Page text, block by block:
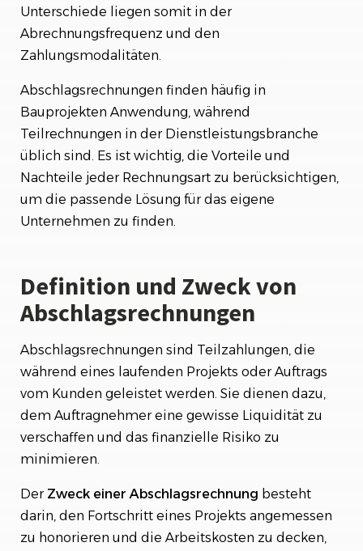
Unterschiede liegen somit in der
Abrechnungsfrequenz und den
Zahlungsmodalitäten.
Abschlagsrechnungen finden häufig in
Bauprojekten Anwendung, während
Teilrechnungen in der Dienstleistungsbranche
üblich sind. Es ist wichtig, die Vorteile und
Nachteile jeder Rechnungsart zu berücksichtigen,
um die passende Lösung für das eigene
Unternehmen zu finden.
Definition und Zweck von
Abschlagsrechnungen
Abschlagsrechnungen sind Teilzahlungen, die
während eines laufenden Projekts oder Auftrags
vom Kunden geleistet werden. Sie dienen dazu,
dem Auftragnehmer eine gewisse Liquidität zu
verschaffen und das finanzielle Risiko zu
minimieren.
Der Zweck einer Abschlagsrechnung besteht
darin, den Fortschritt eines Projekts angemessen
zu honorieren und die Arbeitskosten zu decken,